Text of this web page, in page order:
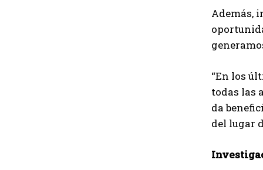
Además,
“En los
todas las
da
del lugar